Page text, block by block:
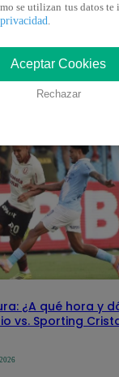
te
¿A qué hora y
vs. Sporting
se utilizan tus datos te
Aceptar Cookies
Rechazar